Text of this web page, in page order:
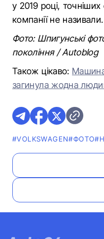
у 2019 році,
компанії не називали.
Фото: Шпигунські
покоління / Аutoblog
Також цікаво:
загинула жодна
#VOLKSWAGEN#ФОТО